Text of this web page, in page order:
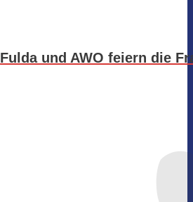
Fulda und AWO feiern die